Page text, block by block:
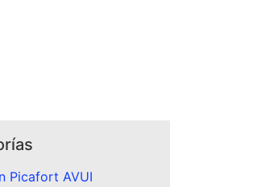
Picafort AVUI